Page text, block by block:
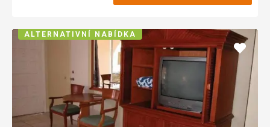
Přidat
do
ALTERNATIVNÍ NABÍDKA